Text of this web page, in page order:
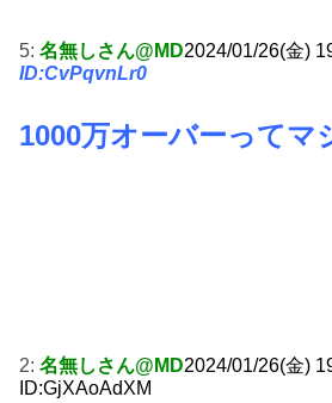
5: 名無しさん@MD2024/01/26(金)
ID:CvPqvnLr0
1000万オーバーってマ
2: 名無しさん@MD2024/01/26(金)
ID:GjXAoAdXM